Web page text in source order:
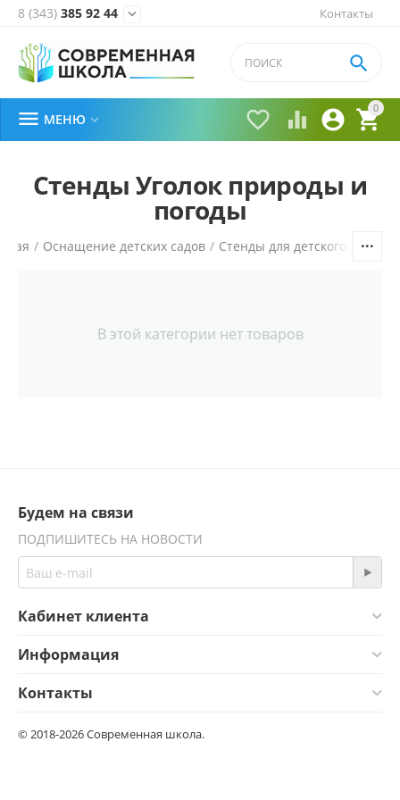
Контакты
8 (343) 385 92 44 
0


 

 МЕНЮ 
Стенды Уголок природы и
погоды
/ Оснащение детских садов / Стенды для детского сада
В этой категории нет товаров
Будем на связи
ПОДПИШИТЕСЬ НА НОВОСТИ
Кабинет клиента
Информация
Контакты
© 2018-2026 Современная школа.